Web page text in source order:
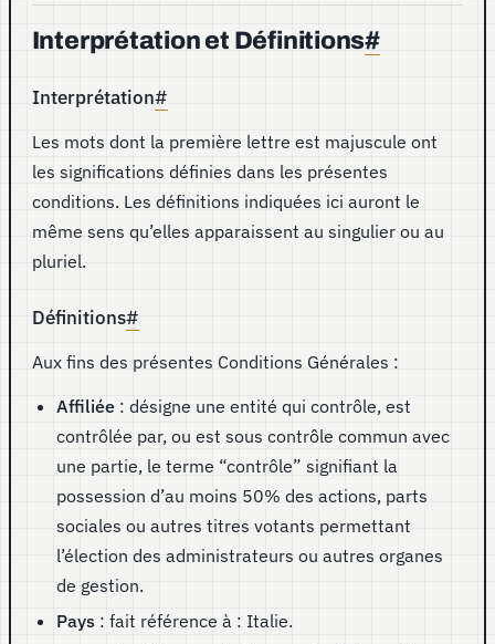
Interprétation et Définitions#
Interprétation#
Les mots dont la première lettre est majuscule ont
les significations définies dans les présentes
conditions. Les définitions indiquées ici auront le
même sens qu’elles apparaissent au singulier ou au
pluriel.
Définitions#
Aux fins des présentes Conditions Générales :
Affiliée : désigne une entité qui contrôle, est
contrôlée par, ou est sous contrôle commun avec
une partie, le terme “contrôle” signifiant la
possession d’au moins 50% des actions, parts
sociales ou autres titres votants permettant
l’élection des administrateurs ou autres organes
de gestion.
Pays : fait référence à : Italie.